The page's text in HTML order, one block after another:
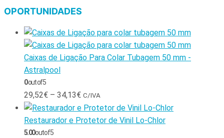
OPORTUNIDADES
Caixas de Ligação Para Colar Tubagem 50 mm -
Astralpool
0out of 5
29,52€ – 34,13€ C/IVA
Restaurador e Protetor de Vinil Lo-Chlor
5.00out of 5